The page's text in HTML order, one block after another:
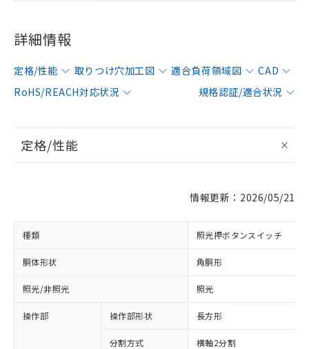
詳細情報
定格/性能 取りつけ穴加工図 適合負荷領域図
CAD
RoHS/REACH対応状況
規格認証/適合状況
定格/性能
情報更新：2026/05/21
種類 照光押ボタンスイッチ
胴体形状 角胴形
照光/非照光 照光
操作部 操作部形状 長方形
分割方式 横軸2分割